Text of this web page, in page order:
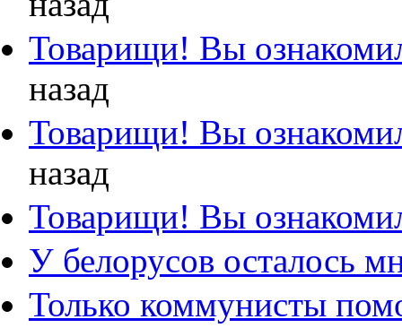
Товарищи! Вы
назад
Товарищи! Вы
назад
Товарищи! Вы
У белорусов осталось
Только коммунисты